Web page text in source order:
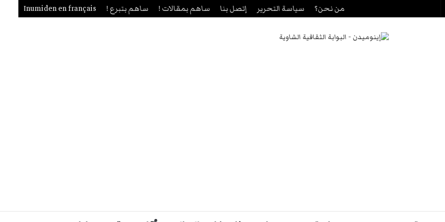
من نحن؟ سياسة التحرير إتصل بنا ساهم بمقالات ! ساهم بتبرع ! Inumiden en français